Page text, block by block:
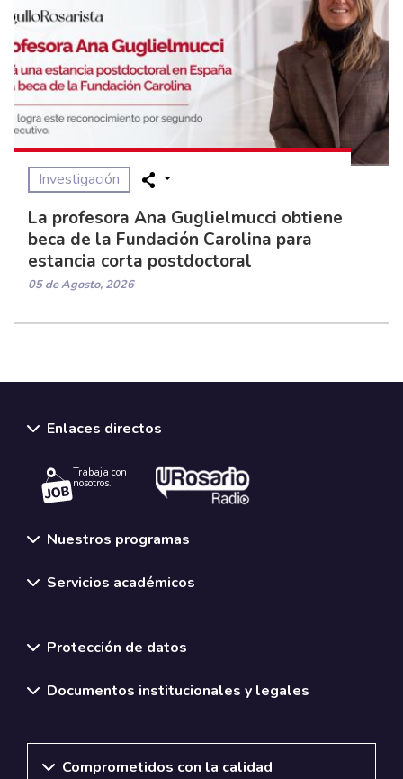
Investigación
La profesora Ana Guglielmucci obtiene
beca de la Fundación Carolina para
estancia corta postdoctoral
05 de Agosto, 2026
Enlaces directos
Trabaja con
nosotros.
Nuestros programas
Servicios académicos
Protección de datos
Documentos institucionales y legales
Comprometidos con la calidad